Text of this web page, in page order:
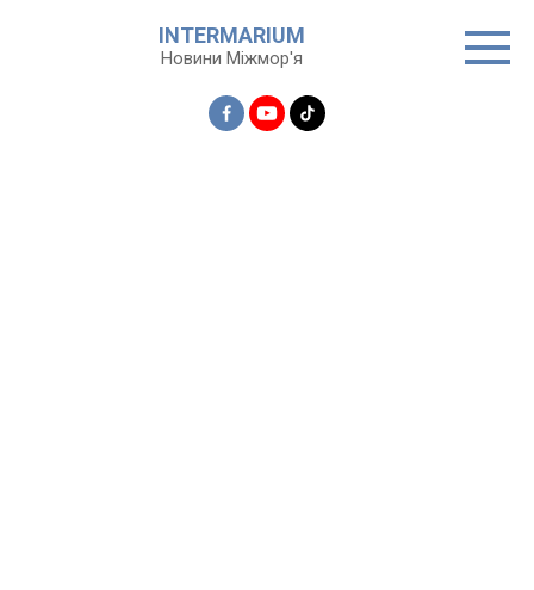
INTERMARIUM
Новини Міжмор'я